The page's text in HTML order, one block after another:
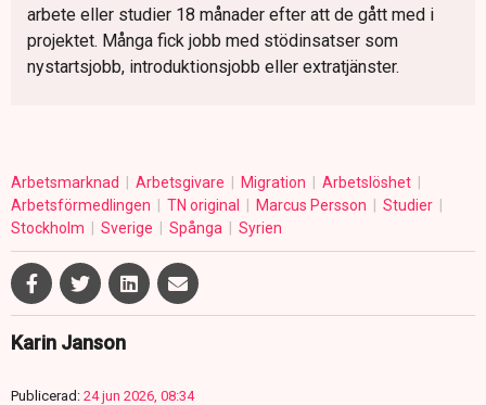
arbete eller studier 18 månader efter att de gått med i
projektet. Många fick jobb med stödinsatser som
nystartsjobb, introduktionsjobb eller extratjänster.
Arbetsmarknad Arbetsgivare Migration
Arbetslöshet
Arbetsförmedlingen
TN original Marcus Persson
Studier
Stockholm
Sverige Spånga Syrien
Karin Janson
Publicerad: 24 jun 2026, 08:34